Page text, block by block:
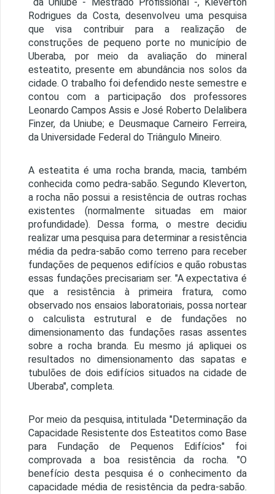
da Uniube - Mestrado Profissional -, Kleverton
Rodrigues da Costa, desenvolveu uma pesquisa
que visa contribuir para a realização de
construções de pequeno porte no município de
Uberaba, por meio da avaliação do mineral
esteatito, presente em abundância nos solos da
cidade. O trabalho foi defendido neste semestre e
contou com a participação dos professores
Leonardo Campos Assis e José Roberto Delalibera
Finzer, da Uniube; e Deusmaque Carneiro Ferreira,
da Universidade Federal do Triângulo Mineiro.
A esteatita é uma rocha branda, macia, também
conhecida como pedra-sabão. Segundo Kleverton,
a rocha não possui a resistência de outras rochas
existentes (normalmente situadas em maior
profundidade). Dessa forma, o mestre decidiu
realizar uma pesquisa para determinar a resistência
média da pedra-sabão como terreno para receber
fundações de pequenos edifícios e quão robustas
essas fundações precisariam ser. "A expectativa é
que a resistência à primeira fratura, como
observado nos ensaios laboratoriais, possa nortear
o calculista estrutural e de fundações no
dimensionamento das fundações rasas assentes
sobre a rocha branda. Eu mesmo já apliquei os
resultados no dimensionamento das sapatas e
tubulões de dois edifícios situados na cidade de
Uberaba", completa.
Por meio da pesquisa, intitulada "Determinação da
Capacidade Resistente dos Esteatitos como Base
para Fundação de Pequenos Edifícios" foi
comprovada a boa resistência da rocha. "O
benefício desta pesquisa é o conhecimento da
capacidade média de resistência da pedra-sabão.